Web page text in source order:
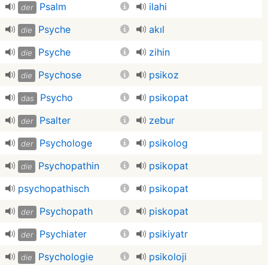
der Psalm ilahi
die Psyche akıl
die Psyche zihin
die Psychose psikoz
das Psycho psikopat
der Psalter zebur
der Psychologe psikolog
die Psychopathin
psikopat
psychopathisch
psikopat
der Psychopath piskopat
der Psychiater psikiyatr
die Psychologie
psikoloji